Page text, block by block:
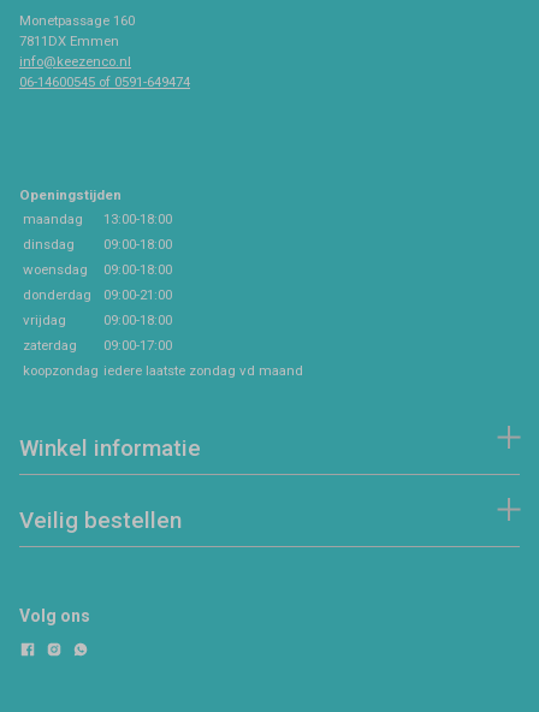
Monetpassage 160
7811DX Emmen
info@keezenco.nl
06-14600545 of 0591-649474
Openingstijden
maandag
13:00-18:00
dinsdag
09:00-18:00
woensdag
09:00-18:00
donderdag
09:00-21:00
vrijdag
09:00-18:00
zaterdag
09:00-17:00
koopzondag iedere laatste zondag vd maand
Winkel informatie
Veilig bestellen
Volg ons